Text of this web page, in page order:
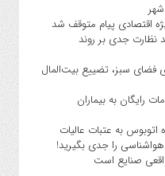
اقتصادی پیام متوقف شد
نظارت جدی بر روند
فضای سبز، تضییع بیت‌المال
تومان خدمات رایگان به بیماران
را جدی بگیرید!
واقعی صنایع است